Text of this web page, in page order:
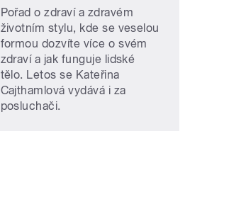
Pořad o zdraví a zdravém
životním stylu, kde se veselou
formou dozvíte více o svém
zdraví a jak funguje lidské
tělo. Letos se Kateřina
Cajthamlová vydává i za
posluchači.